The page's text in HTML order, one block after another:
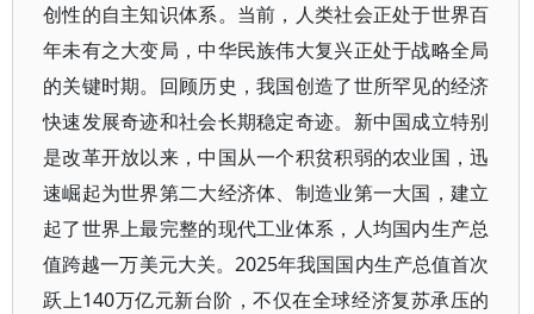
创性的自主知识体系。当前，人类社会正处于世界百
年未有之大变局，中华民族伟大复兴正处于战略全局
的关键时期。回顾历史，我国创造了世所罕见的经济
快速发展奇迹和社会长期稳定奇迹。新中国成立特别
是改革开放以来，中国从一个积贫积弱的农业国，迅
速崛起为世界第二大经济体、制造业第一大国，建立
起了世界上最完整的现代工业体系，人均国内生产总
值跨越一万美元大关。2025年我国国内生产总值首次
跃上140万亿元新台阶，不仅在全球经济复苏承压的